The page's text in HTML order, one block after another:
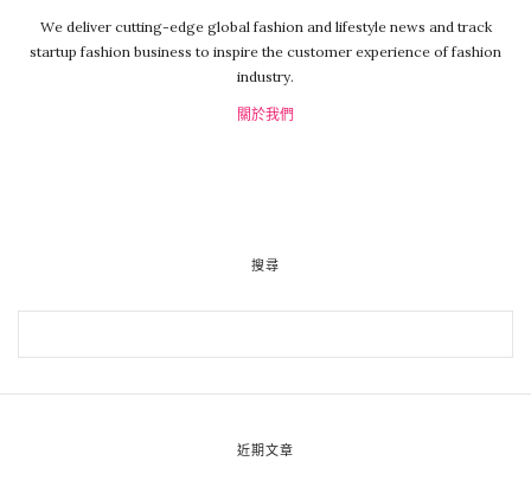
We deliver cutting-edge global fashion and lifestyle news and track
startup fashion business to inspire the customer experience of fashion
industry.
關於我們
搜尋
近期文章